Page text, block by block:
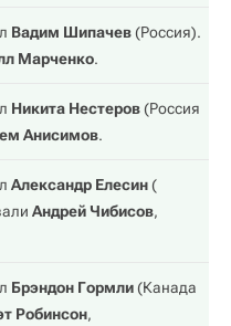
Вадим Шипачев(Россия).
Марченко.
Никита Нестеров(Россия
Анисимов.
Александр Елесин(
Андрей Чибисов,
Брэндон Гормли(Канада
Робинсон,